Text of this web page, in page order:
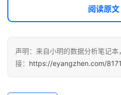
阅读原
声明：来自小明的数据分析笔记
接： https://eyangzhen.com/